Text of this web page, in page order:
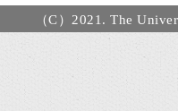
（C）2021. The